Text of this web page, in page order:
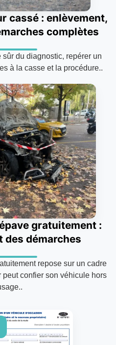
cassé : enlèvement,
complètes
sûr du diagnostic, repérer un
à la casse et la procédure..
gratuitement :
des démarches
repose sur un cadre
peut confier son véhicule hors